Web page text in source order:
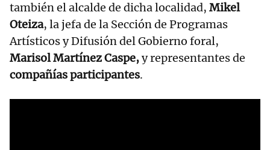
también el alcalde de dicha localidad, Mikel
Oteiza, la jefa de la Sección de Programas
Artísticos y Difusión del Gobierno foral,
Marisol Martínez Caspe,y representantes de
compañías participantes.